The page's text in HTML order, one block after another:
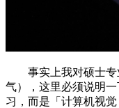
事实上我对硕士专
气），这里必须说明
习，而是「计算机视